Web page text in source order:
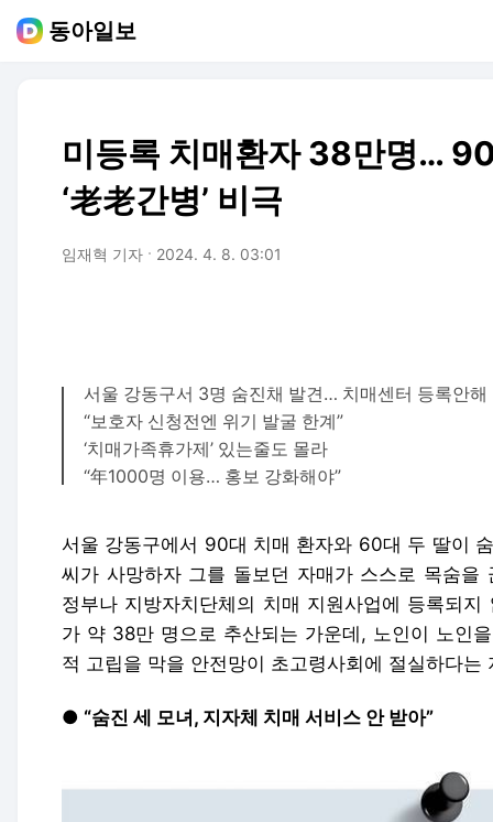
동아일보
미등록 치매환자 38만명…
‘老老간병’ 비극
임재혁 기자 2024. 4. 8. 03:01
서울 강동구서 3명 숨진채 발견… 치매센터 등록안해
“보호자 신청전엔 위기 발굴 한계”
‘치매가족휴가제’ 있는줄도 몰라
“年1000명 이용… 홍보 강화해야”
서울 강동구에서 90대 치매 환자와 60대 두 딸이
씨가 사망하자 그를 돌보던 자매가 스스로 목숨
정부나 지방자치단체의 치매 지원사업에 등록되
가 약 38만 명으로 추산되는 가운데, 노인이 노인
적 고립을 막을 안전망이 초고령사회에 절실하다는
● “숨진 세 모녀, 지자체 치매 서비스 안 받아”